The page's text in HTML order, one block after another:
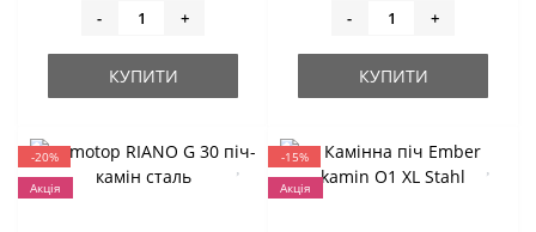
- +
КУПИТИ
- +
КУПИТИ
-20%
Акція
-15%
Акція